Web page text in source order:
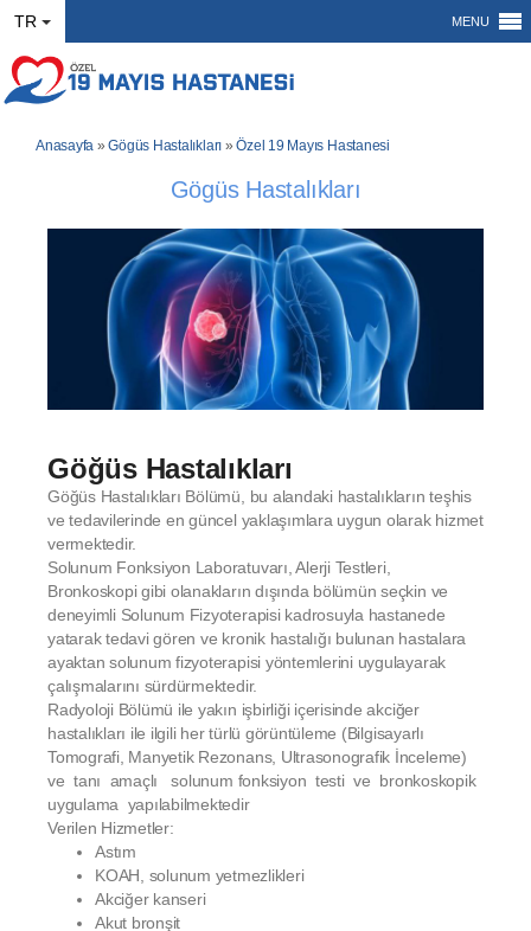
MENU
TR
Anasayfa »Gögüs Hastalıkları »Özel 19 Mayıs Hastanesi
Gögüs Hastalıkları
Göğüs Hastalıkları
Göğüs Hastalıkları Bölümü, bu alandaki hastalıkların teşhis
ve tedavilerinde en güncel yaklaşımlara uygun olarak hizmet
vermektedir.
Solunum Fonksiyon Laboratuvarı, Alerji Testleri,
Bronkoskopi gibi olanakların dışında bölümün seçkin ve
deneyimli Solunum Fizyoterapisi kadrosuyla hastanede
yatarak tedavi gören ve kronik hastalığı bulunan hastalara
ayaktan solunum fizyoterapisi yöntemlerini uygulayarak
çalışmalarını sürdürmektedir.
Radyoloji Bölümü ile yakın işbirliği içerisinde akciğer
hastalıkları ile ilgili her türlü görüntüleme (Bilgisayarlı
Tomografi, Manyetik Rezonans, Ultrasonografik İnceleme)
ve tanı amaçlı solunum fonksiyon testi ve bronkoskopik
uygulama yapılabilmektedir
Verilen Hizmetler:
Astım
KOAH, solunum yetmezlikleri
Akciğer kanseri
Akut bronşit